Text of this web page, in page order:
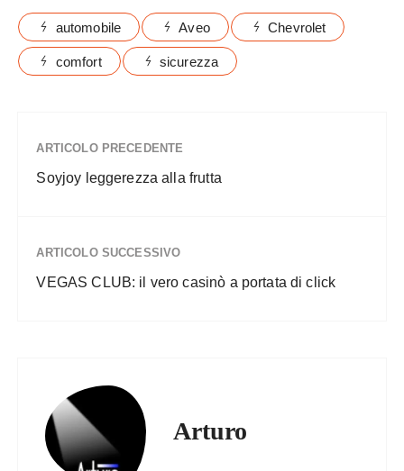
automobile Aveo Chevrolet
comfort sicurezza
ARTICOLO PRECEDENTE
Soyjoy leggerezza alla frutta
ARTICOLO SUCCESSIVO
VEGAS CLUB: il vero casinò a portata di click
Arturo